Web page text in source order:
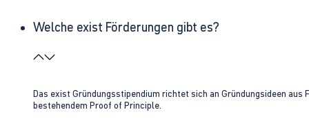
Welche exist Förderungen gibt es?
Das exist Gründungsstipendium richtet sich an Gründungsideen
bestehendem Proof of Principle.